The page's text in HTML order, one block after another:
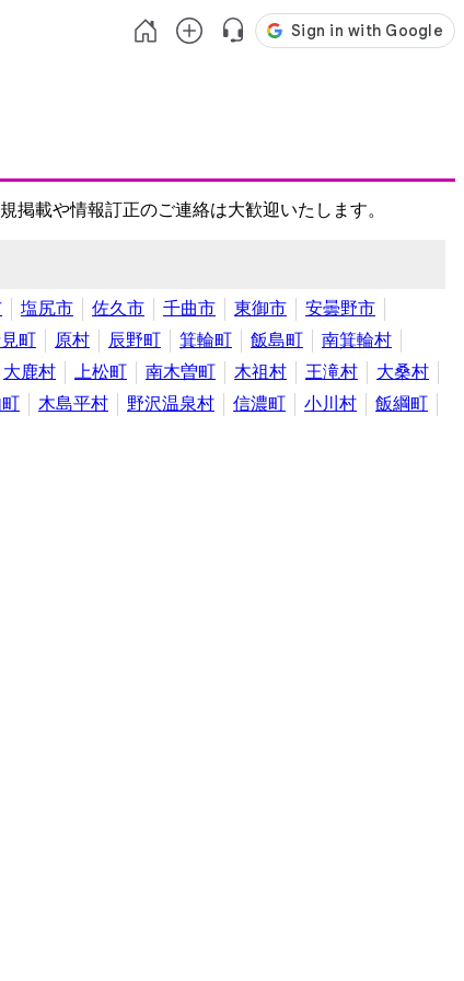
載や情報訂正のご連絡は大歓迎いたします。
塩尻市 佐久市 千曲市 東御市
安曇野市
町 原村 辰野町 箕輪町 飯島町
南箕輪村
大鹿村 上松町 南木曽町 木祖村 王滝村
大桑村
木島平村 野沢温泉村 信濃町 小川村
飯綱町